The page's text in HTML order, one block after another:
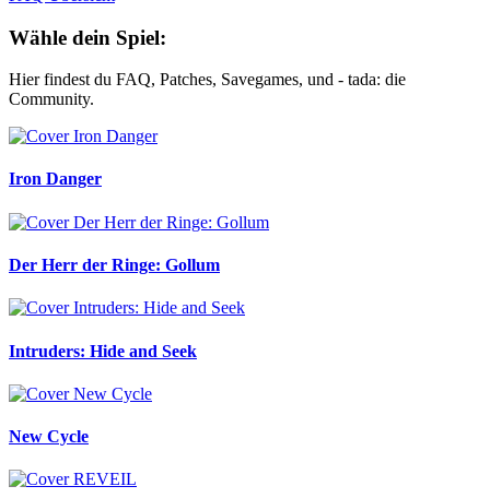
Wähle dein Spiel:
Hier findest du FAQ, Patches, Savegames, und - tada: die
Community.
Iron Danger
Der Herr der Ringe: Gollum
Intruders: Hide and Seek
New Cycle